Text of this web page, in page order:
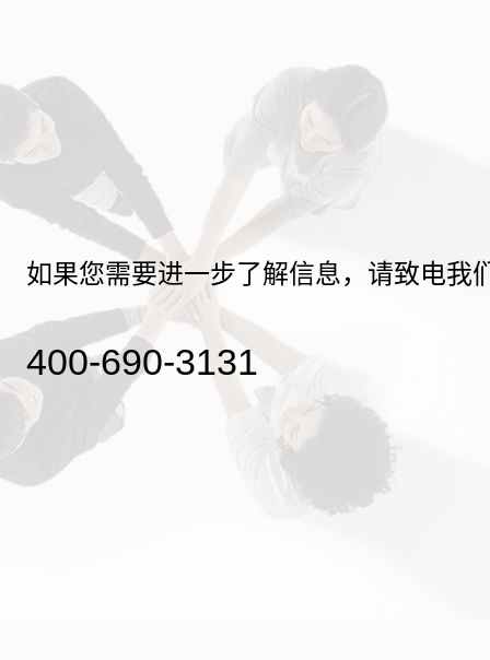
如果您需要进一步了解信息，请致电我
400-690-3131